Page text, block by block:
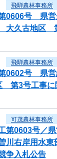
飛騨農林事務所
第0606号 県
大久古地区
飛騨農林事務所
第0602号 県
第3号工事に
可茂農林事務所
第0603号／
川右岸用水東
争入札公告